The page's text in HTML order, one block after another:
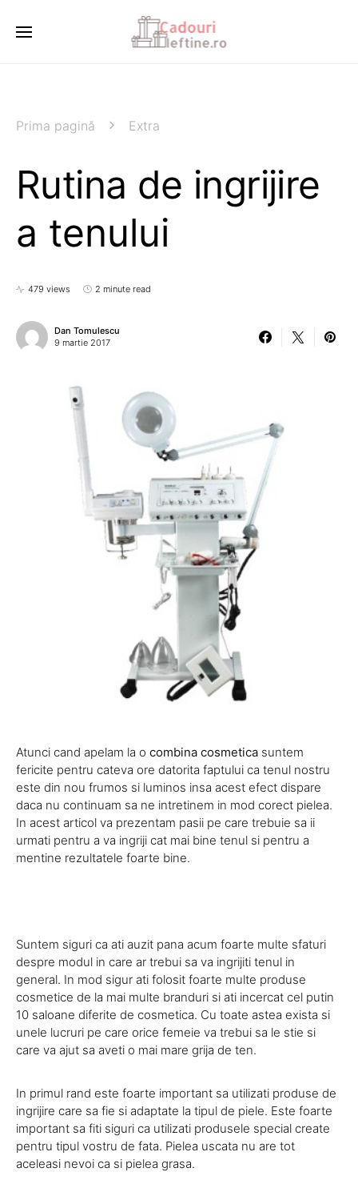
Prima pagină Extra
Rutina de ingrijire
a tenului
479 views 2 minute read
Dan Tomulescu
9 martie 2017
Atunci cand apelam la o combina cosmetica suntem
fericite pentru cateva ore datorita faptului ca tenul nostru
este din nou frumos si luminos insa acest efect dispare
daca nu continuam sa ne intretinem in mod corect pielea.
In acest articol va prezentam pasii pe care trebuie sa ii
urmati pentru a va ingriji cat mai bine tenul si pentru a
mentine rezultatele foarte bine.
Suntem siguri ca ati auzit pana acum foarte multe sfaturi
despre modul in care ar trebui sa va ingrijiti tenul in
general. In mod sigur ati folosit foarte multe produse
cosmetice de la mai multe branduri si ati incercat cel putin
10 saloane diferite de cosmetica. Cu toate astea exista si
unele lucruri pe care orice femeie va trebui sa le stie si
care va ajut sa aveti o mai mare grija de ten.
In primul rand este foarte important sa utilizati produse de
ingrijire care sa fie si adaptate la tipul de piele. Este foarte
important sa fiti siguri ca utilizati produsele special create
pentru tipul vostru de fata. Pielea uscata nu are tot
aceleasi nevoi ca si pielea grasa.